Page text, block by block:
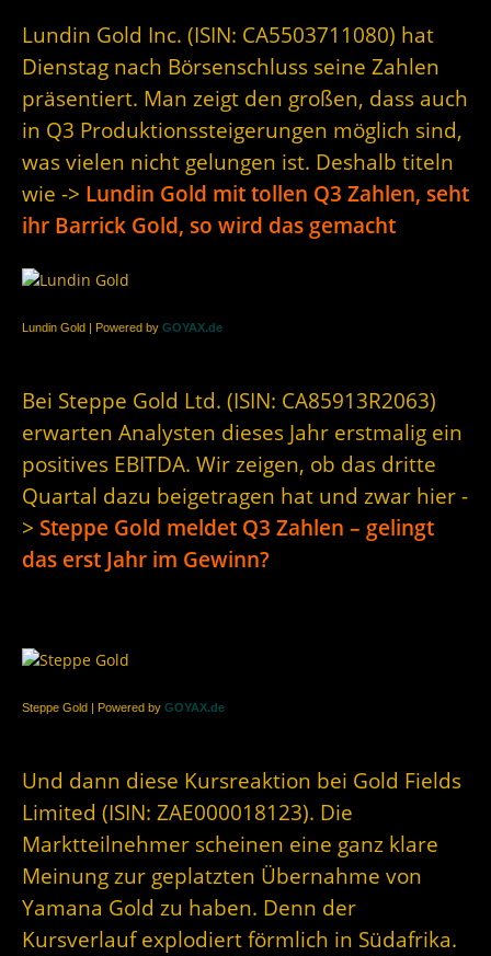
Lundin Gold Inc. (ISIN: CA5503711080) hat
Dienstag nach Börsenschluss seine Zahlen
präsentiert. Man zeigt den großen, dass auch
in Q3 Produktionssteigerungen möglich sind,
was vielen nicht gelungen ist. Deshalb titeln
wie -> Lundin Gold mit tollen Q3 Zahlen, seht
ihr Barrick Gold, so wird das gemacht
Lundin Gold | Powered by GOYAX.de
Bei Steppe Gold Ltd. (ISIN: CA85913R2063)
erwarten Analysten dieses Jahr erstmalig ein
positives EBITDA. Wir zeigen, ob das dritte
Quartal dazu beigetragen hat und zwar hier -
> Steppe Gold meldet Q3 Zahlen – gelingt
das erst Jahr im Gewinn?
Steppe Gold | Powered by GOYAX.de
Und dann diese Kursreaktion bei Gold Fields
Limited (ISIN: ZAE000018123). Die
Marktteilnehmer scheinen eine ganz klare
Meinung zur geplatzten Übernahme von
Yamana Gold zu haben. Denn der
Kursverlauf explodiert förmlich in Südafrika.